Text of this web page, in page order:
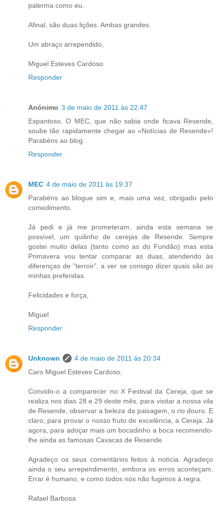
palerma como eu.
Afinal, são duas lições. Ambas grandes.
Um abraço arrependido,
Miguel Esteves Cardoso
Responder
Anónimo 3 de maio de 2011 às 22:47
Espantoso. O MEC, que não sabia onde ficava Resende,
soube tão rapidamente chegar ao «Notícias de Resende»!
Parabéns ao blog.
Responder
MEC 4 de maio de 2011 às 19:37
Parabéns ao blogue sim e, mais uma vez, obrigado pelo
comedimento.
Já pedi e já me prometeram, ainda esta semana se
possível, um quilinho de cerejas de Resende. Sempre
gostei muito delas (tanto como as do Fundão) mas esta
Primavera vou tentar comparar as duas, atendendo às
diferenças de "terroir", a ver se consigo dizer quais são as
minhas preferidas.
Felicidades e força,
Miguel
Responder
Unknown
4 de maio de 2011 às 20:34
Caro Miguel Esteves Cardoso,
Convido-o a comparecer no X Festival da Cereja, que se
realiza nos dias 28 e 29 deste mês, para visitar a nossa vila
de Resende, observar a beleza da paisagem, o rio douro. E
claro, para provar o nosso fruto de excelência, a Cereja. Já
agora, para adoçar mais um bocadinho a boca recomendo-
lhe ainda as famosas Cavacas de Resende.
Agradeço os seus comentários feitos à notícia. Agradeço
ainda o seu arrependimento, embora os erros aconteçam.
Errar é humano, e como todos nós não fugimos à regra.
Rafael Barbosa